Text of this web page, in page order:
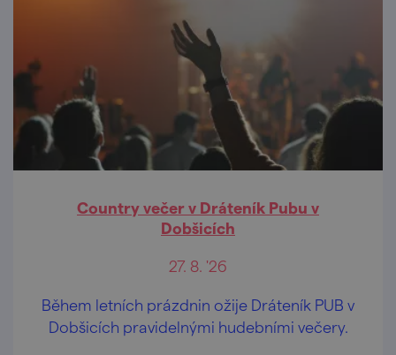
Country večer v Dráteník Pubu v
Dobšicích
27. 8. '26
Během letních prázdnin ožije Dráteník PUB v
Dobšicích pravidelnými hudebními večery.